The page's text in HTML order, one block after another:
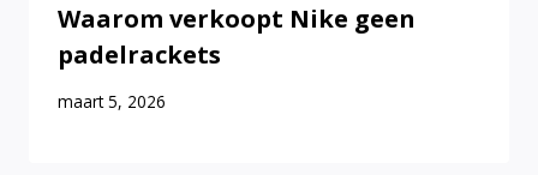
Waarom verkoopt Nike geen
padelrackets
maart 5, 2026